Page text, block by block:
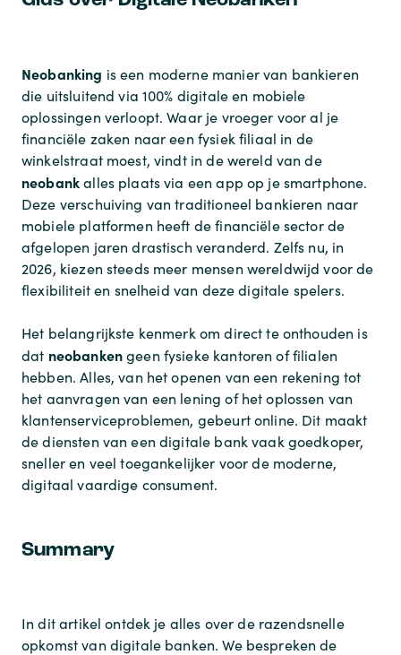
Neobanking is een moderne manier van bankieren
die uitsluitend via 100% digitale en mobiele
oplossingen verloopt. Waar je vroeger voor al je
financiële zaken naar een fysiek filiaal in de
winkelstraat moest, vindt in de wereld van de
neobankalles plaats via een app op je smartphone.
Deze verschuiving van traditioneel bankieren naar
mobiele platformen heeft de financiële sector de
afgelopen jaren drastisch veranderd. Zelfs nu, in
2026, kiezen steeds meer mensen wereldwijd voor de
flexibiliteit en snelheid van deze digitale spelers.
Het belangrijkste kenmerk om direct te onthouden is
dat neobankengeen fysieke kantoren of filialen
hebben. Alles, van het openen van een rekening tot
het aanvragen van een lening of het oplossen van
klantenserviceproblemen, gebeurt online. Dit maakt
de diensten van een digitale bank vaak goedkoper,
sneller en veel toegankelijker voor de moderne,
digitaal vaardige consument.
Summary
In dit artikel ontdek je alles over de razendsnelle
opkomst van digitale banken. We bespreken de